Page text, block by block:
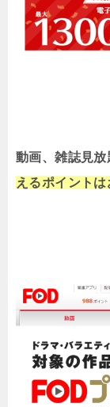
動画、雑誌見放
えるポイントは